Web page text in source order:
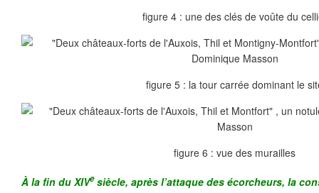
figure 4 : une des clés de voûte du
figure 5 : la tour carrée dominant le
figure 6 : vue des murailles
À la fin du XIVesiècle, après l’attaque des écorcheurs, la